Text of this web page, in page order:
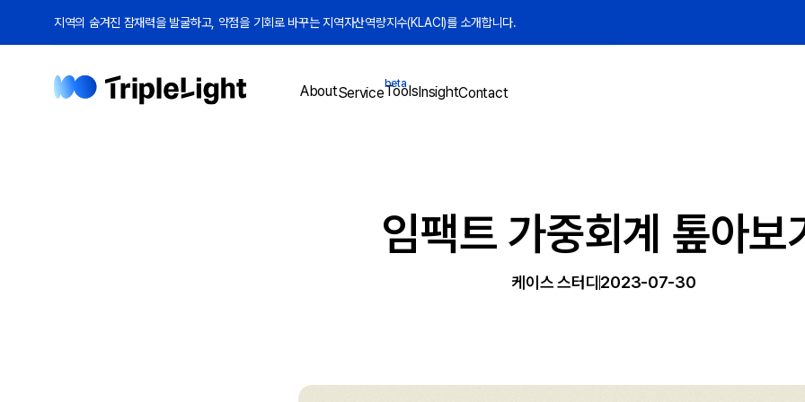
지역의 숨겨진 잠재력을 발굴하고, 약점을 기회로 바꾸는 지역자산역량지수(KLACI)를 소개합니다.
AboutService
beta
ToolsInsightContact
임팩트 가중회계 톺아보
케이스 스터디 2023-07-30